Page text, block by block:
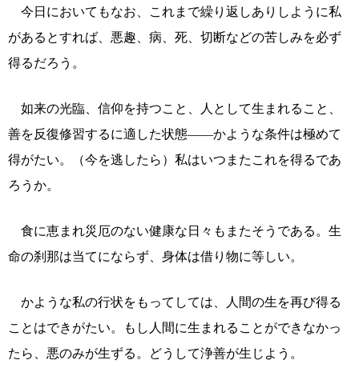
今日においてもなお、これまで繰り返しありしように私
があるとすれば、悪趣、病、死、切断などの苦しみを必ず
得るだろう。
如来の光臨、信仰を持つこと、人として生まれること、
善を反復修習するに適した状態――かような条件は極めて
得がたい。（今を逃したら）私はいつまたこれを得るであ
ろうか。
食に恵まれ災厄のない健康な日々もまたそうである。生
命の刹那は当てにならず、身体は借り物に等しい。
かような私の行状をもってしては、人間の生を再び得る
ことはできがたい。もし人間に生まれることができなかっ
たら、悪のみが生ずる。どうして浄善が生じよう。